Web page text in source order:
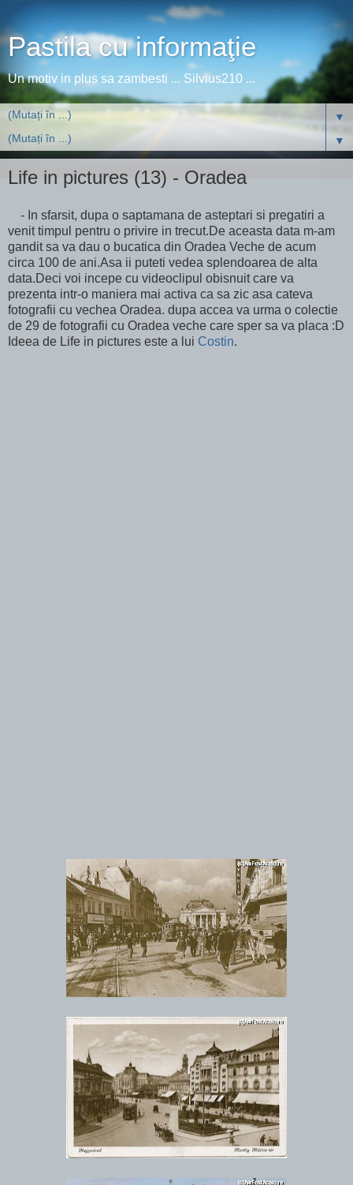
Pastila cu informaţie
Un motiv in plus sa zambesti ... Silvius210 ...
▼
▼
Life in pictures (13) - Oradea
- In sfarsit, dupa o saptamana de asteptari si pregatiri a
venit timpul pentru o privire in trecut.De aceasta data m-am
gandit sa va dau o bucatica din Oradea Veche de acum
circa 100 de ani.Asa ii puteti vedea splendoarea de alta
data.Deci voi incepe cu videoclipul obisnuit care va
prezenta intr-o maniera mai activa ca sa zic asa cateva
fotografii cu vechea Oradea. dupa accea va urma o colectie
de 29 de fotografii cu Oradea veche care sper sa va placa :D
Ideea de Life in pictures este a lui Costin.